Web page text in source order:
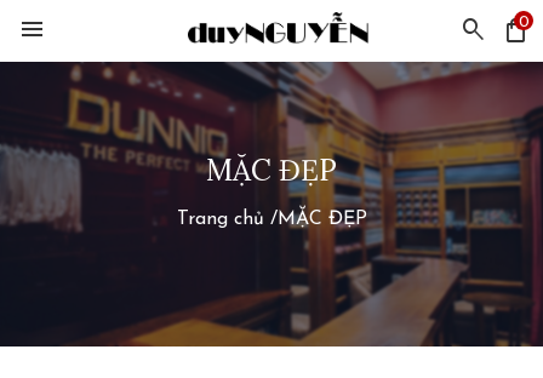
menu search shopping_bag
0
MẶC ĐẸP
Trang chủ /MẶC ĐẸP